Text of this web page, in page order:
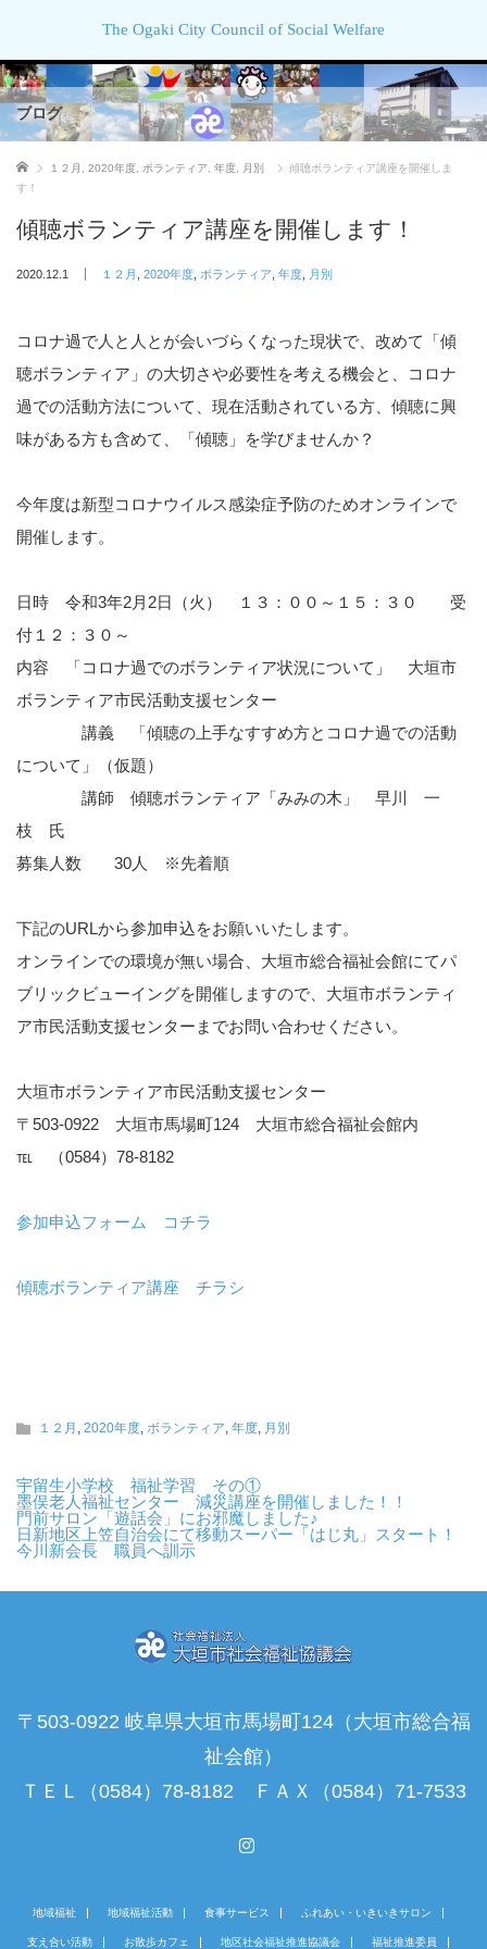
The Ogaki City Council of Social Welfare
ブログ
ホーム １２月 2020年度 ボランティア 年度 月別
傾聴ボランティア講座を開催しま
す！
傾聴ボランティア講座を開催します！
2020.12.1 １２月 2020年度 ボランティア 年度 月別
コロナ過で人と人とが会いづらくなった現状で、改めて「傾
聴ボランティア」の大切さや必要性を考える機会と、コロナ
過での活動方法について、現在活動されている方、傾聴に興
味がある方も含めて、「傾聴」を学びませんか？
今年度は新型コロナウイルス感染症予防のためオンラインで
開催します。
日時 令和3年2月2日（火） １３：００～１５：３０ 受
付１２：３０～
内容 「コロナ過でのボランティア状況について」 大垣市
ボランティア市民活動支援センター
講義 「傾聴の上手なすすめ方とコロナ過での活動
について」（仮題）
講師 傾聴ボランティア「みみの木」 早川 一
枝 氏
募集人数 30人 ※先着順
下記のURLから参加申込をお願いいたします。
オンラインでの環境が無い場合、大垣市総合福祉会館にてパ
ブリックビューイングを開催しますので、大垣市ボランティ
ア市民活動支援センターまでお問い合わせください。
大垣市ボランティア市民活動支援センター
〒503-0922 大垣市馬場町124 大垣市総合福祉会館内
℡ （0584）78-8182
参加申込フォーム コチラ
傾聴ボランティア講座 チラシ
１２月 2020年度 ボランティア 年度 月別
宇留生小学校 福祉学習 その①
墨俣老人福祉センター 減災講座を開催しました！！
門前サロン「遊話会」にお邪魔しました♪
日新地区上笠自治会にて移動スーパー「はじ丸」スタート！
今川新会長 職員へ訓示
〒503-0922 岐阜県大垣市馬場町124（大垣市総合福
祉会館）
ＴＥＬ（0584）78-8182 ＦＡＸ（0584）71-7533
地域福祉 地域福祉活動 食事サービス ふれあい・いきいきサロン
支え合い活動 お散歩カフェ 地区社会福祉推進協議会 福祉推進委員